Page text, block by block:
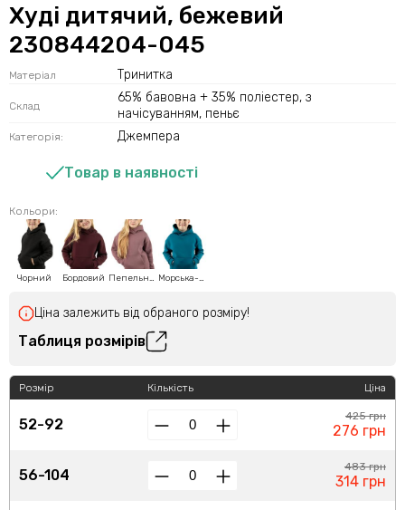
Худі дитячий, бежевий
230844204-045
Матеріал Тринитка
Склад
65% бавовна + 35% поліестер, з
начісуванням, пеньє
Категорія: Джемпера
Товар в наявності
Кольори:
Чорний Бордовий Пепельно-рожевий Морська-хвиля
Ціна залежить від обраного розміру!
Таблиця розмірів
Розмір
52-92
56-104
Кількість Ціна
425 грн
276 грн
483 грн
314 грн